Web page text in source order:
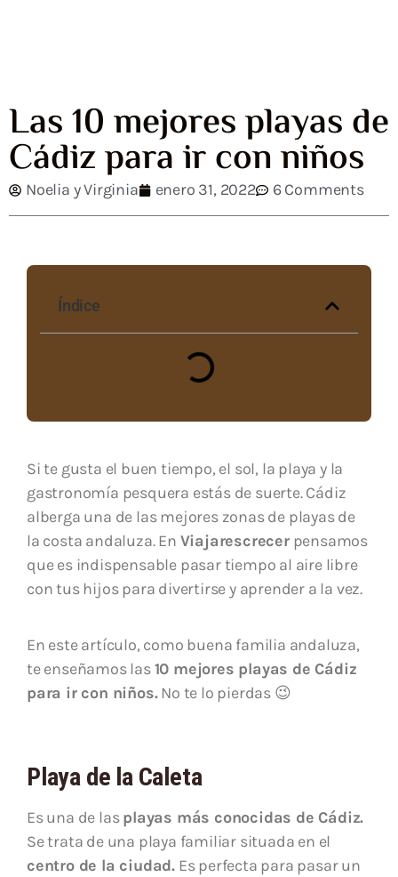
Las 10 mejores playas de
Cádiz para ir con niños
Noelia y Virginia enero 31, 2022 6 Comments
Índice
Si te gusta el buen tiempo, el sol, la playa y la
gastronomía pesquera estás de suerte. Cádiz
alberga una de las mejores zonas de playas de
la costa andaluza. En Viajarescrecerpensamos
que es indispensable pasar tiempo al aire libre
con tus hijos para divertirse y aprender a la vez.
En este artículo, como buena familia andaluza,
te enseñamos las10 mejores playas de Cádiz
para ir con niños.No te lo pierdas 😉
Playa de la Caleta
Es una de lasplayas más conocidas de Cádiz.
Se trata de una playa familiar situada en el
centro de la ciudad. Es perfecta para pasar un